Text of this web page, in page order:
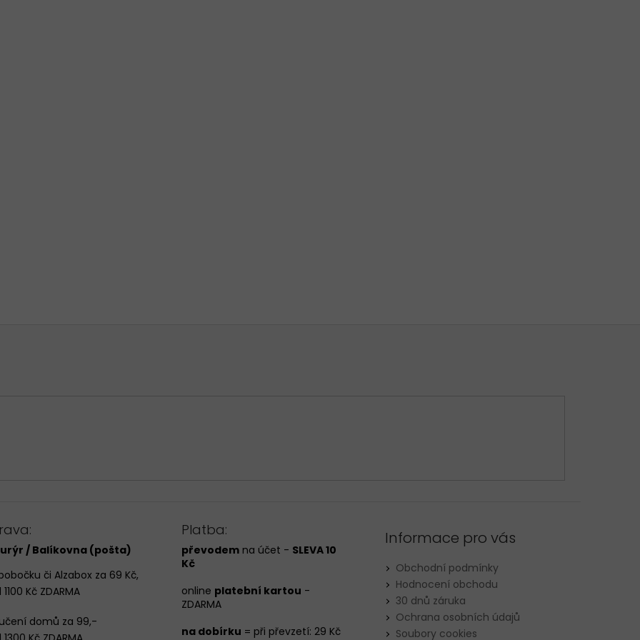
/ Balíkovna (pošta)
či Alzabox za 69 Kč,
Kč ZDARMA
domů za 99,-
Platba:
převodem na účet - SLEVA 10
Kč
online platební kartou -
ZDARMA
na dobírku = při převzetí: 29 Kč
Informace pro vás
Obchodní podmínky
Hodnocení obchodu
30 dnů záruka
Ochrana osobních údajů
Soubory cookies